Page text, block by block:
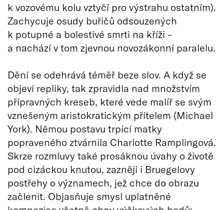
k vozovému kolu vztyčí pro výstrahu ostatním).
Zachycuje osudy buřičů odsouzených
k potupné a bolestivé smrti na kříži –
a nachází v tom zjevnou novozákonní paralelu.
Dění se odehrává téměř beze slov. A když se
objeví repliky, tak zpravidla nad množstvím
přípravných kreseb, které vede malíř se svým
vznešeným aristokratickým přítelem (Michael
York). Němou postavu trpící matky
popraveného ztvárnila Charlotte Ramplingová.
Skrze rozmluvy také prosáknou úvahy o životě
pod cizáckou knutou, zaznějí i Bruegelovy
postřehy o významech, jež chce do obrazu
začlenit. Objasňuje smysl uplatněné